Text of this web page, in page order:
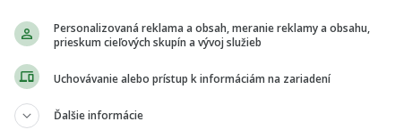
do Bratislavyči Viedne niekoľko dní pred prvým
do cudziny pár dní po ňom stúpol v porovnaní
roka 2018 až o 94 percent.
Personalizovaná reklama a obsah, meranie reklamy a obsahu,
prieskum cieľových skupín a vývoj služieb
Uchovávanie alebo prístup k informáciám na zariadení
Ďalšie informácie